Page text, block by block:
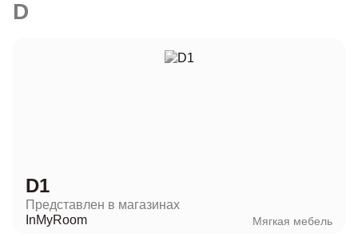
D
D1
Представлен в магазинах
InMyRoom
Мягкая мебель